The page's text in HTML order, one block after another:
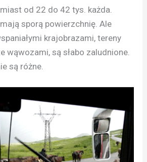
od 22 do 42 tys. każda.
sporą powierzchnię. Ale
krajobrazami, tereny
wąwozami, są słabo zaludnione.
są różne.